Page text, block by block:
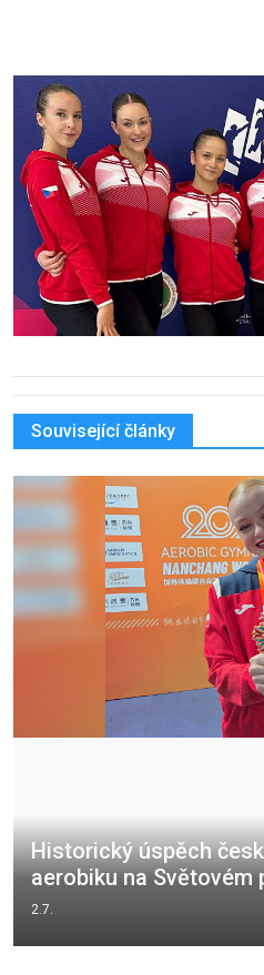
Související články
Historický úspěch
aerobiku na Světovém
2.7.